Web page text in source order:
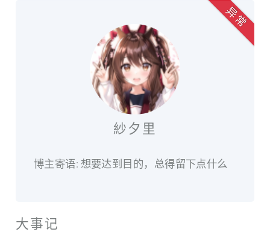
紗夕里
博主寄语: 想要达到目的，总得留下点什么
异 常
大事记